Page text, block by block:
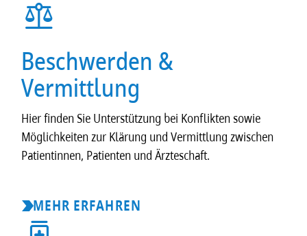
Beschwerden &
Vermittlung
Hier finden Sie Unterstützung bei Konflikten sowie
Möglichkeiten zur Klärung und Vermittlung zwischen
Patientinnen, Patienten und Ärzteschaft.
MEHR ERFAHREN